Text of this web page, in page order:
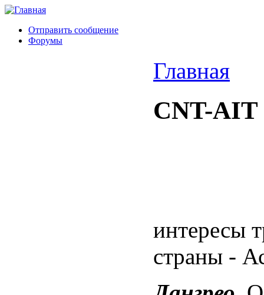
Отправить сообщение
Форумы
Главная
CNT-AIT
интересы
страны -